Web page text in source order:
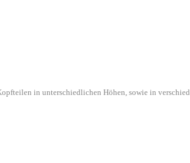
in unterschiedlichen Höhen, sowie in